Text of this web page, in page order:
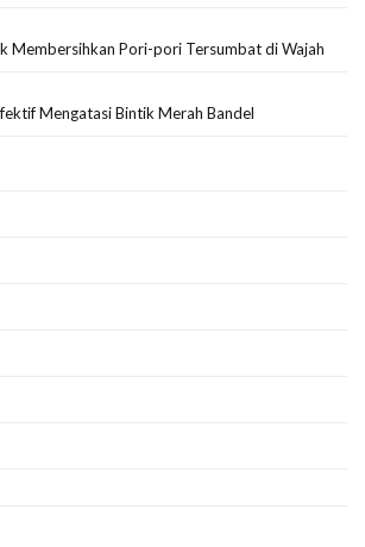
Membersihkan Pori-pori Tersumbat di Wajah
Mengatasi Bintik Merah Bandel